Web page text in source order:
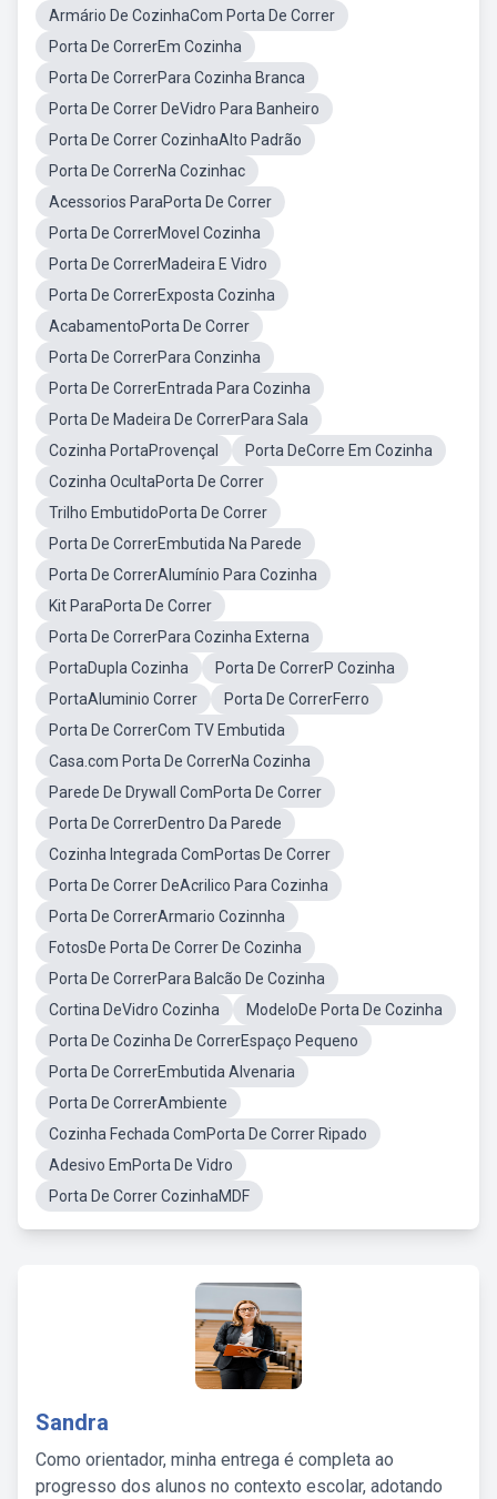
Armário De CozinhaCom Porta De Correr
Porta De CorrerEm Cozinha
Porta De CorrerPara Cozinha Branca
Porta De Correr DeVidro Para Banheiro
Porta De Correr CozinhaAlto Padrão
Porta De CorrerNa Cozinhac
Acessorios ParaPorta De Correr
Porta De CorrerMovel Cozinha
Porta De CorrerMadeira E Vidro
Porta De CorrerExposta Cozinha
AcabamentoPorta De Correr
Porta De CorrerPara Conzinha
Porta De CorrerEntrada Para Cozinha
Porta De Madeira De CorrerPara Sala
Cozinha PortaProvençal
Porta DeCorre Em Cozinha
Cozinha OcultaPorta De Correr
Trilho EmbutidoPorta De Correr
Porta De CorrerEmbutida Na Parede
Porta De CorrerAlumínio Para Cozinha
Kit ParaPorta De Correr
Porta De CorrerPara Cozinha Externa
PortaDupla Cozinha
Porta De CorrerP Cozinha
PortaAluminio Correr
Porta De CorrerFerro
Porta De CorrerCom TV Embutida
Casa.com Porta De CorrerNa Cozinha
Parede De Drywall ComPorta De Correr
Porta De CorrerDentro Da Parede
Cozinha Integrada ComPortas De Correr
Porta De Correr DeAcrilico Para Cozinha
Porta De CorrerArmario Cozinnha
FotosDe Porta De Correr De Cozinha
Porta De CorrerPara Balcão De Cozinha
Cortina DeVidro Cozinha
ModeloDe Porta De Cozinha
Porta De Cozinha De CorrerEspaço Pequeno
Porta De CorrerEmbutida Alvenaria
Porta De CorrerAmbiente
Cozinha Fechada ComPorta De Correr Ripado
Adesivo EmPorta De Vidro
Porta De Correr CozinhaMDF
Sandra
Como orientador, minha entrega é completa ao
progresso dos alunos no contexto escolar, adotando